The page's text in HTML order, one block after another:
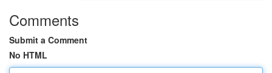
Comments
Submit a Comment
No HTML